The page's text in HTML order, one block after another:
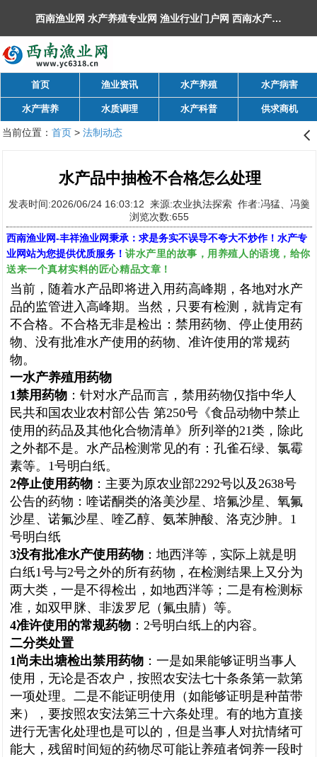
西南渔业网 水产养殖专业网 渔业行业门户网 ​西南水产网 丰祥渔业网 永川水花网，欢迎光临！
首页 渔业资讯 水产养殖 水产病害
水产营养 水质调理 水产科普 供求商机
当前位置： 首页> 法制动态 󰊒
水产品中抽检不合格怎么处理
发表时间:2026/06/24 16:03:12 来源:农业执法探索 作者:冯猛、冯羹
浏览次数:655
西南渔业网-丰祥渔业网秉承：求是务实不误导不夸大不炒作！水产专
业网站为您提供优质服务！ 讲水产里的故事，用养殖人的语境，给你
送来一个真材实料的匠心精品文章！
当前，随着水产品即将进入用药高峰期，各地对水产
品的监管进入高峰期。当然，只要有检测，就肯定有
不合格。不合格无非是检出：禁用药物、停止使用药
物、没有批准水产使用的药物、准许使用的常规药
物。
一水产养殖用药物
1禁用药物 ：针对水产品而言，禁用药物仅指中华人
民共和国农业农村部公告 第250号《食品动物中禁止
使用的药品及其他化合物清单》所列举的21类，除此
之外都不是。水产品检测常见的有： 孔雀石绿、氯霉
素等。1号明白纸。
2停止使用药物 ：主要为原农业部2292号以及2638号
公告的药物：喹诺酮类的洛美沙星、 培氟沙星 、氧氟
沙星、诺氟沙星、喹乙醇、氨苯胂酸、洛克沙胂。1
号明白纸
3没有批准水产使用药物 ：地西泮等，实际上就是明
白纸1号与2号之外的所有药物，在检测结果上又分为
两大类，一是不得检出，如地西泮等；二是有检测标
准，如双甲脒、非泼罗尼（氟虫腈）等。
4准许使用的常规药物 ：2号明白纸上的内容。
二分类处置
1尚未出塘检出禁用药物 ：一是如果能够证明当事人
使用，无论是否农户，按照农安法七十条条第一款第
一项处理。 二是不能证明使用（如能够证明是种苗带
来），要按照农安法第三十六条处理。有的地方直接
进行无害化处理也是可以的，但是当事人对抗情绪可
能大，残留时间短的药物尽可能让养殖者饲养一段时